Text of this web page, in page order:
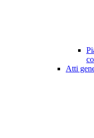
Atti